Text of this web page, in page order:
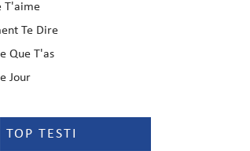
T'aime
Te Dire
Que T'as
Jour
TOP TESTI